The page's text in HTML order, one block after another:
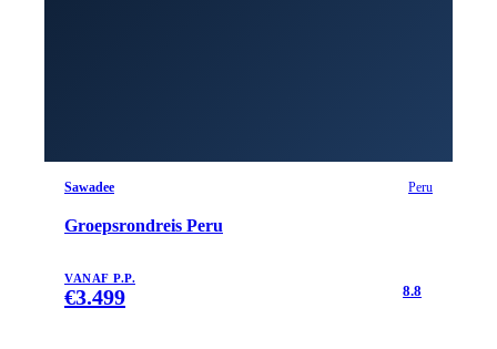
Sawadee Peru
Groepsrondreis Peru
VANAF P.P.
€3.499 8.8